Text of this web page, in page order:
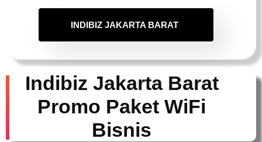
INDIBIZ JAKARTA BARAT
Indibiz Jakarta Barat
Promo Paket WiFi
Bisnis